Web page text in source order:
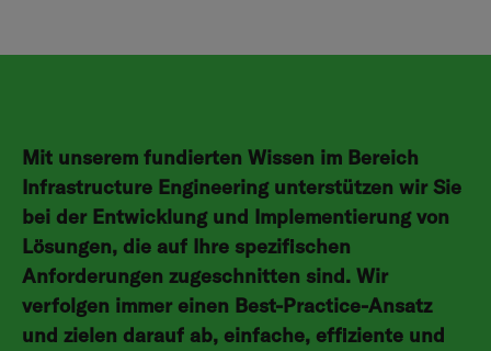
Mit unserem fundierten Wissen im Bereich
Infrastructure Engineering unterstützen wir Sie
bei der Entwicklung und Implementierung von
Lösungen, die auf Ihre spezifischen
Anforderungen zugeschnitten sind. Wir
verfolgen immer einen Best-Practice-Ansatz
und zielen darauf ab, einfache, effiziente und